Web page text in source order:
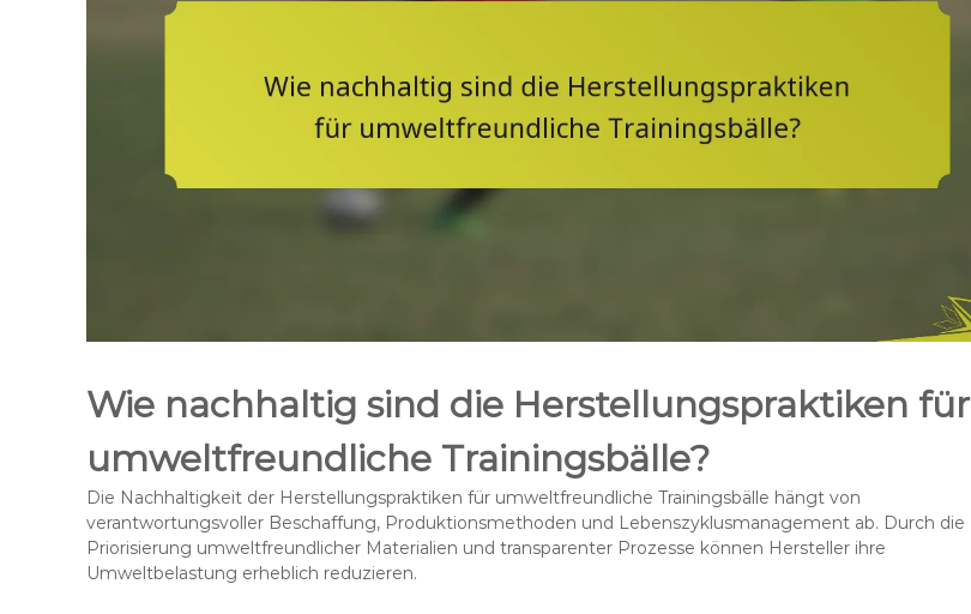
Wie nachhaltig sind die Herstellungspraktiken für
umweltfreundliche Trainingsbälle?
Die Nachhaltigkeit der Herstellungspraktiken für umweltfreundliche Trainingsbälle hängt von
verantwortungsvoller Beschaffung, Produktionsmethoden und Lebenszyklusmanagement ab. Durch die
Priorisierung umweltfreundlicher Materialien und transparenter Prozesse können Hersteller ihre
Umweltbelastung erheblich reduzieren.